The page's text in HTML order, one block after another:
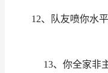
12、队友喷你水
13、你全家非